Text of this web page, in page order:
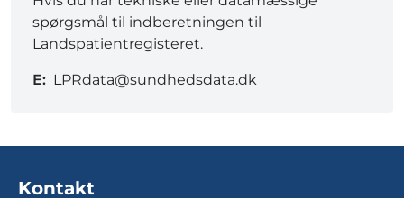
spørgsmål til indberetningen til
Landspatientregisteret.
E: LPRdata@sundhedsdata.dk
Kontakt